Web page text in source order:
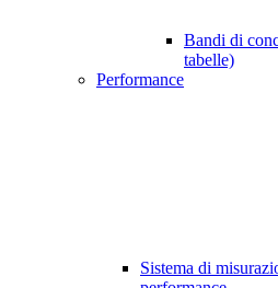
Bandi di
tabelle)
Performance
Sistema di